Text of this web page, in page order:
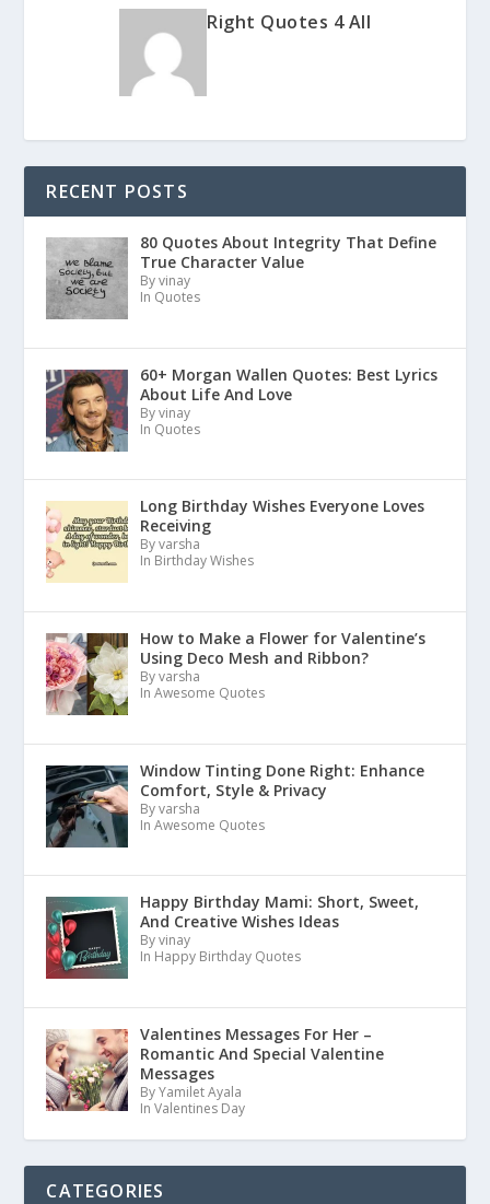
Right Quotes 4 All
RECENT POSTS
80 Quotes About Integrity That Define
True Character Value
By vinay
In Quotes
60+ Morgan Wallen Quotes: Best Lyrics
About Life And Love
By vinay
In Quotes
Long Birthday Wishes Everyone Loves
Receiving
By varsha
In Birthday Wishes
How to Make a Flower for Valentine’s
Using Deco Mesh and Ribbon?
By varsha
In Awesome Quotes
Window Tinting Done Right: Enhance
Comfort, Style & Privacy
By varsha
In Awesome Quotes
Happy Birthday Mami: Short, Sweet,
And Creative Wishes Ideas
By vinay
In Happy Birthday Quotes
Valentines Messages For Her –
Romantic And Special Valentine
Messages
By Yamilet Ayala
In Valentines Day
CATEGORIES